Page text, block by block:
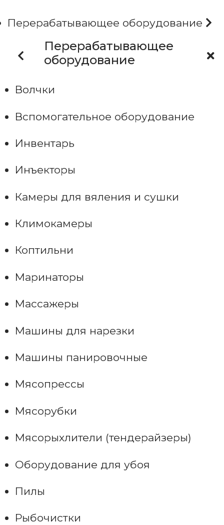
Перерабатывающее оборудование
Перерабатывающее
оборудование
Волчки
Вспомогательное оборудование
Инвентарь
Инъекторы
Камеры для вяления и сушки
Климокамеры
Коптильни
Маринаторы
Массажеры
Машины для нарезки
Машины панировочные
Мясопрессы
Мясорубки
Мясорыхлители (тендерайзеры)
Оборудование для убоя
Пилы
Рыбочистки